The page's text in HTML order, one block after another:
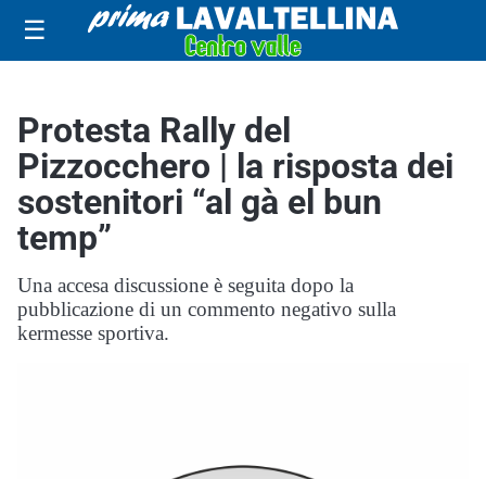
☰
Protesta Rally del
Pizzocchero | la risposta dei
sostenitori “al gà el bun
temp”
Una accesa discussione è seguita dopo la
pubblicazione di un commento negativo sulla
kermesse sportiva.